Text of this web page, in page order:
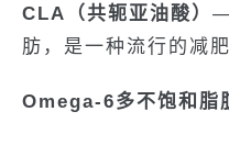
CLA（共轭亚油酸）
肪，是一种流行的减
Omega-6多不饱和脂